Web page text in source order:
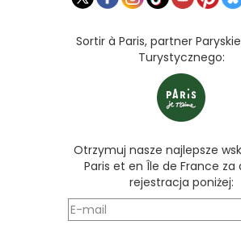
Sortir à Paris, partner
Turystycznego:
Otrzymuj nasze najlepsze
Paris et en Île de France za
rejestracja poniżej: